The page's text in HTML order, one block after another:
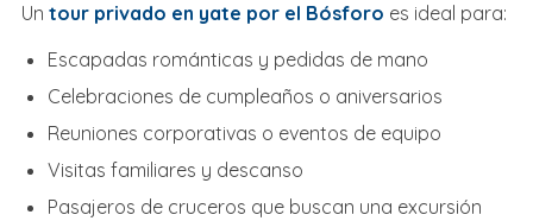
Un tour privado en yate por el Bósforo es ideal para:
Escapadas románticas y pedidas de mano
Celebraciones de cumpleaños o aniversarios
Reuniones corporativas o eventos de equipo
Visitas familiares y descanso
Pasajeros de cruceros que buscan una excursión